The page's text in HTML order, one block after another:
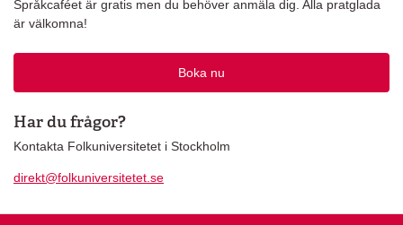
Språkcaféet är gratis men du behöver anmäla dig. Alla pratglada
är välkomna!
Boka nu
Har du frågor?
Kontakta Folkuniversitetet i Stockholm
direkt@folkuniversitetet.se